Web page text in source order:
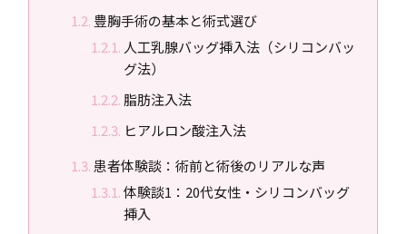
豊胸手術の基本と術式選び
人工乳腺バッグ挿入法（シリコンバッ
グ法）
脂肪注入法
ヒアルロン酸注入法
患者体験談：術前と術後のリアルな声
体験談1：20代女性・シリコンバッグ
挿入